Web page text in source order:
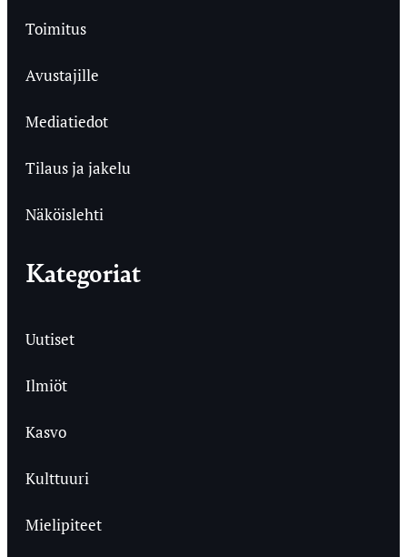
Toimitus
Avustajille
Mediatiedot
Tilaus ja jakelu
Näköislehti
Kategoriat
Uutiset
Ilmiöt
Kasvo
Kulttuuri
Mielipiteet